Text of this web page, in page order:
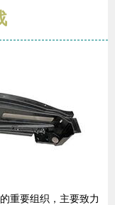
重要组织，主要致力